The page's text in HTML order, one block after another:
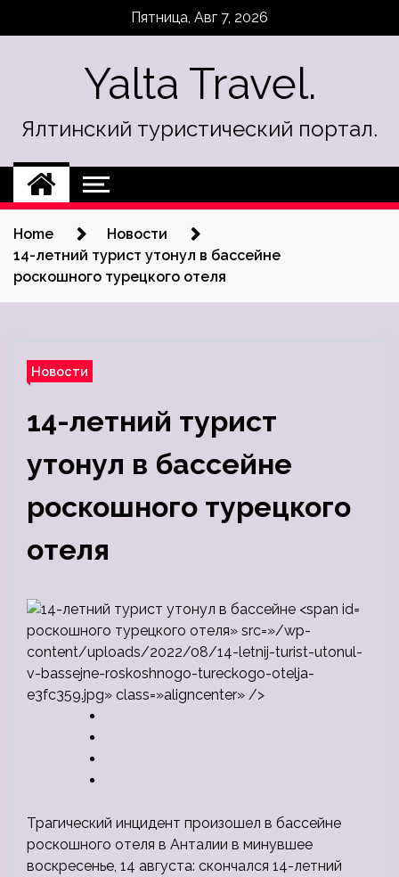
Пятница, Авг 7, 2026
Yalta Travel.
Ялтинский туристический портал.
Home
Новости
14-летний турист утонул в бассейне
роскошного турецкого отеля
Новости
14-летний турист
утонул в бассейне
роскошного турецкого
отеля
роскошного турецкого отеля» src=»/wp-
content/uploads/2022/08/14-letnij-turist-utonul-
v-bassejne-roskoshnogo-tureckogo-otelja-
e3fc359.jpg» class=»aligncenter» />
Трагический инцидент произошел в бассейне
роскошного отеля в Анталии в минувшее
воскресенье, 14 августа: скончался 14-летний